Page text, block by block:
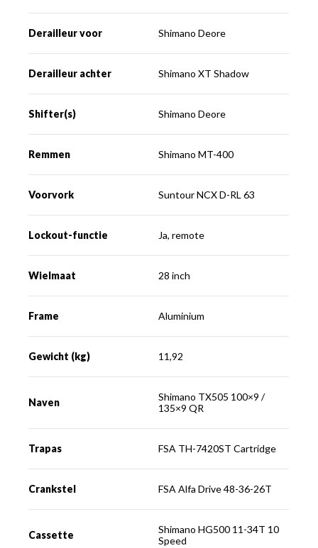
Derailleur voor Shimano Deore
Derailleur achter Shimano XT Shadow
Shifter(s) Shimano Deore
Remmen Shimano MT-400
Voorvork Suntour NCX D-RL 63
Lockout-functie Ja, remote
Wielmaat 28 inch
Frame Aluminium
Gewicht (kg) 11,92
Naven
Shimano TX505 100×9 /
135×9 QR
Trapas FSA TH-7420ST Cartridge
Crankstel FSA Alfa Drive 48-36-26T
Cassette
Shimano HG500 11-34T 10
Speed